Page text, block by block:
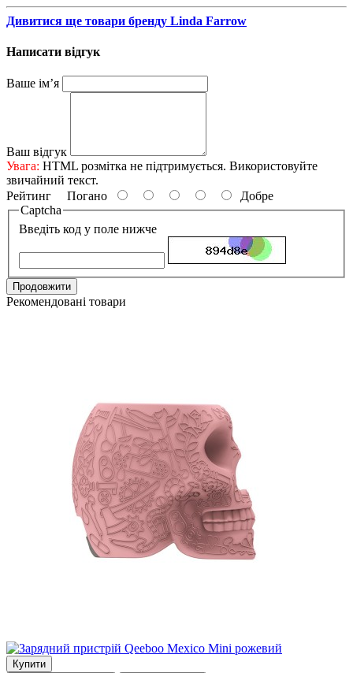
Дивитися ще товари бренду Linda Farrow
Написати відгук
Ваше ім’я
Ваш відгук
Увага: HTML розмітка не підтримується. Використовуйте
звичайний текст.
Рейтинг Погано
Добре
Captcha
Введіть код у поле нижче
Продовжити
Рекомендовані товари
Купити